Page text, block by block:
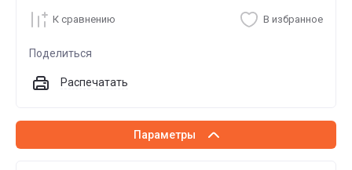
К сравнению В избранное
Поделиться
Распечатать
Параметры